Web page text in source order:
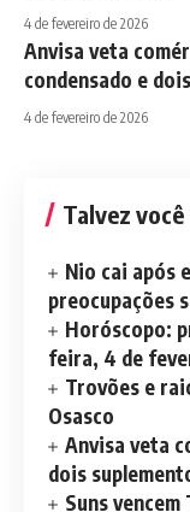
4 de fevereiro de 2026
Anvisa veta
condensado e
4 de fevereiro de 2026
Talvez
Nio cai após
preocupações
Horóscopo:
feira, 4 de
Trovões e
Osasco
Anvisa veta
dois
Suns